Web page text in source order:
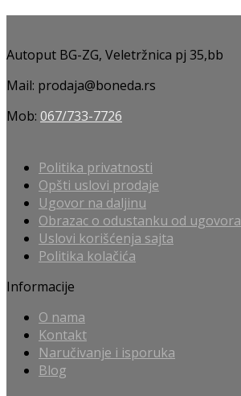
Autoput BG-ZG, Veletržnica pj 35,bb
Mail: prodaja@boneda.rs
Mob: 067/733-7726
Politika privatnosti
Opšti uslovi prodaje
Ugovor na daljinu
Obrazac o odustanku od ugovora
Uslovi korišćenja sajta
Politika kolačića
Informacije
O nama
Kontakt
Naručivanje i isporuka
Blog